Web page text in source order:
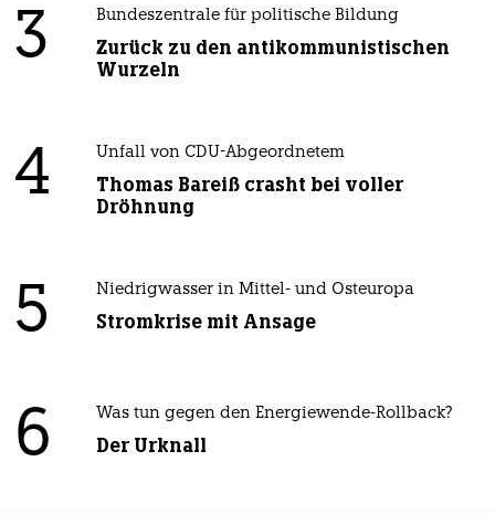
3 Bundeszentrale für politische Bildung
Zurück zu den antikommunistischen
Wurzeln
4 Unfall von CDU-Abgeordnetem
Thomas Bareiß crasht bei voller
Dröhnung
5 Niedrigwasser in Mittel- und Osteuropa
Stromkrise mit Ansage
6 Was tun gegen den Energiewende-Rollback?
Der Urknall